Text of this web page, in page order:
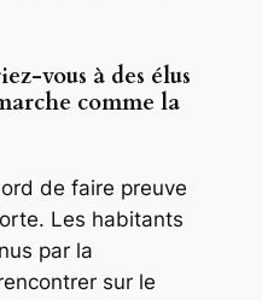
vous à des élus
comme la
de faire preuve
Les habitants
par la
sur le